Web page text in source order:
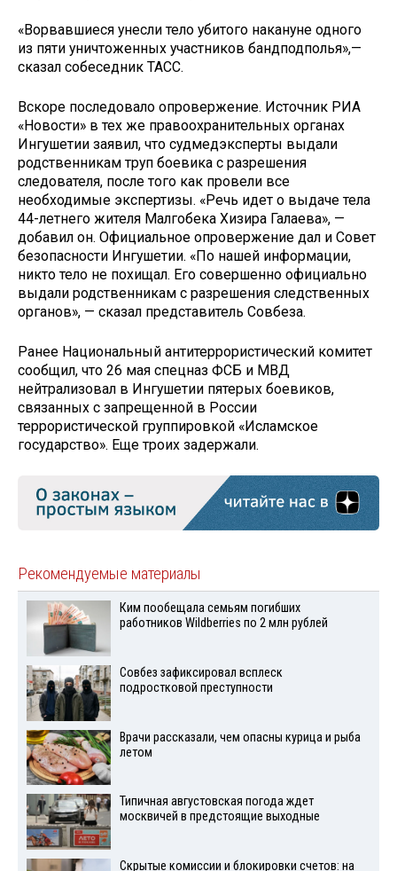
«Ворвавшиеся унесли тело убитого накануне одного
из пяти уничтоженных участников бандподполья»,—
сказал собеседник ТАСС.
Вскоре последовало опровержение. Источник РИА
«Новости» в тех же правоохранительных органах
Ингушетии заявил, что судмедэксперты выдали
родственникам труп боевика с разрешения
следователя, после того как провели все
необходимые экспертизы. «Речь идет о выдаче тела
44-летнего жителя Малгобека Хизира Галаева», —
добавил он. Официальное опровержение дал и Совет
безопасности Ингушетии. «По нашей информации,
никто тело не похищал. Его совершенно официально
выдали родственникам с разрешения следственных
органов», — сказал представитель Совбеза.
Ранее Национальный антитеррористический комитет
сообщил, что 26 мая спецназ ФСБ и МВД
нейтрализовал в Ингушетии пятерых боевиков,
связанных с запрещенной в России
террористической группировкой «Исламское
государство». Еще троих задержали.
Рекомендуемые материалы
Ким пообещала семьям погибших
работников Wildberries по 2 млн рублей
Совбез зафиксировал всплеск
подростковой преступности
Врачи рассказали, чем опасны курица и рыба
летом
Типичная августовская погода ждет
москвичей в предстоящие выходные
Скрытые комиссии и блокировки счетов: на